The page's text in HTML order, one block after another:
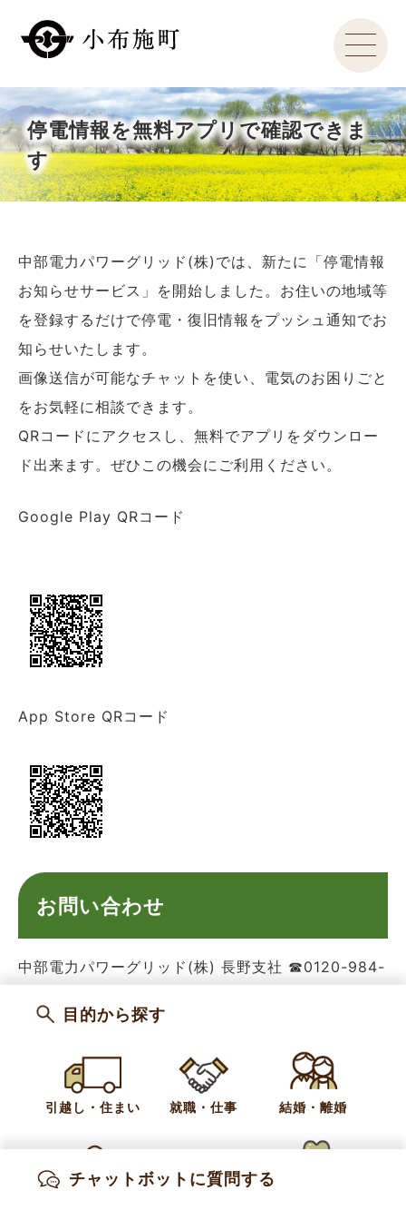
停電情報を無料アプリで確認できま
す
中部電力パワーグリッド(株)では、新たに「停電情報
お知らせサービス」を開始しました。お住いの地域等
を登録するだけで停電・復旧情報をプッシュ通知でお
知らせいたします。
画像送信が可能なチャットを使い、電気のお困りごと
をお気軽に相談できます。
QRコードにアクセスし、無料でアプリをダウンロー
ド出来ます。ぜひこの機会にご利用ください。
Google Play QRコード
App Store QRコード
お問い合わせ
中部電力パワーグリッド(株) 長野支社 ☎0120-984-
カテゴリー 防災
総務課 危機管理係
目的から探す
引越し・住まい 就職・仕事 結婚・離婚
チャットボットに質問する